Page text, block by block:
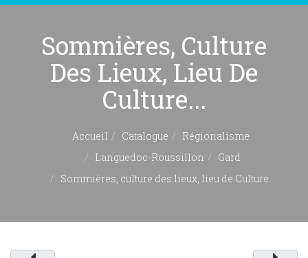
Sommières, Culture
Des Lieux, Lieu De
Culture...
Accueil Catalogue
Régionalisme
Languedoc-Roussillon
Gard
Sommières, culture des lieux, lieu de Culture...